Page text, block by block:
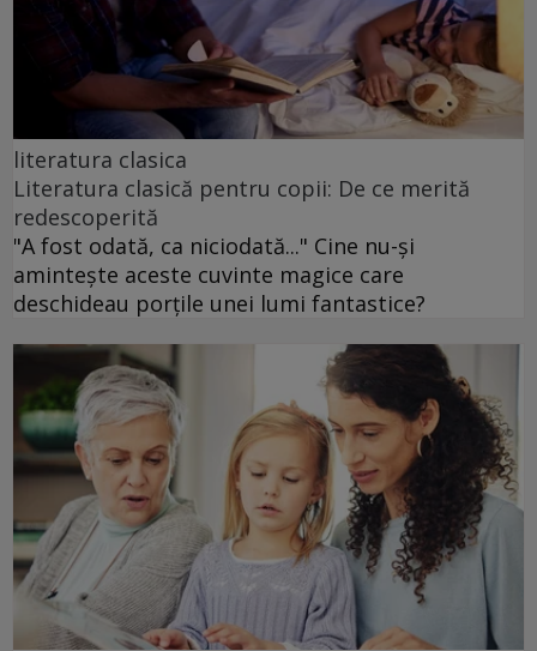
literatura clasica
Literatura clasică pentru copii: De ce merită
redescoperită
"A fost odată, ca niciodată..." Cine nu-și
amintește aceste cuvinte magice care
deschideau porțile unei lumi fantastice?